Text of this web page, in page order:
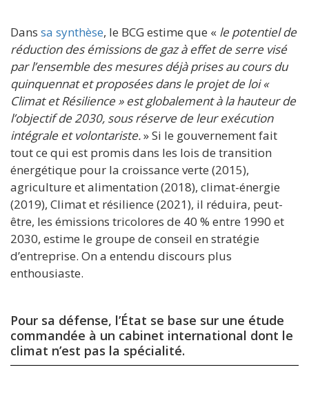
Dans sa synthèse, le BCG estime que « le potentiel de
réduction des émissions de gaz à effet de serre visé
par l’ensemble des mesures déjà prises au cours du
quinquennat et proposées dans le projet de loi «
Climat et Résilience » est globalement à la hauteur de
l’objectif de 2030, sous réserve de leur exécution
intégrale et volontariste.» Si le gouvernement fait
tout ce qui est promis dans les lois de transition
énergétique pour la croissance verte (2015),
agriculture et alimentation (2018), climat-énergie
(2019), Climat et résilience (2021), il réduira, peut-
être, les émissions tricolores de 40 % entre 1990 et
2030, estime le groupe de conseil en stratégie
d’entreprise. On a entendu discours plus
enthousiaste.
Pour sa défense, l’État se base sur une étude
commandée à un cabinet international dont le
climat n’est pas la spécialité.